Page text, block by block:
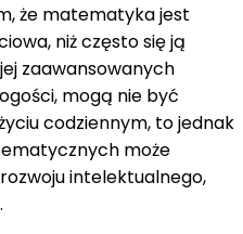
że matematyka jest
niż często się ją
zaawansowanych
mogą nie być
codziennym, to jednak
może
intelektualnego,